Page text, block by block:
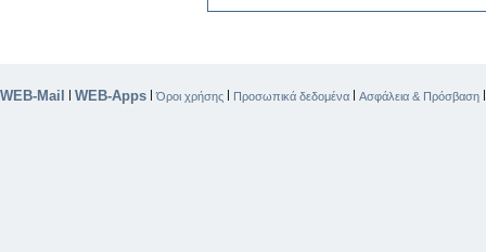
WEB-Mail | WEB-Apps |Όροι χρήσης | Προσωπικά δεδομένα | Ασφάλεια & Πρόσβαση